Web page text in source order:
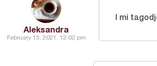
Aleksandra
February 15, 2021, 12:02 pm
I mi